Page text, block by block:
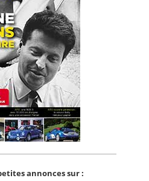
annonces sur :